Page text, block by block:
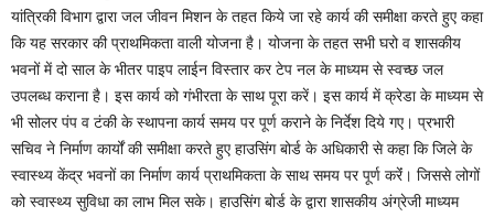
यांत्रिकी विभाग द्वारा जल जीवन मिशन के तहत किये जा रहे कार्य की समीक्षा करते हुए कहा
कि यह सरकार की प्राथमिकता वाली योजना है। योजना के तहत सभी घरो व शासकीय
भवनों में दो साल के भीतर पाइप लाईन विस्तार कर टेप नल के माध्यम से स्वच्छ जल
उपलब्ध कराना है। इस कार्य को गंभीरता के साथ पूरा करें। इस कार्य में क्रेडा के माध्यम से
भी सोलर पंप व टंकी के स्थापना कार्य समय पर पूर्ण कराने के निर्देश दिये गए। प्रभारी
सचिव ने निर्माण कार्यों की समीक्षा करते हुए हाउसिंग बोर्ड के अधिकारी से कहा कि जिले के
स्वास्थ्य केंद्र भवनों का निर्माण कार्य प्राथमिकता के साथ समय पर पूर्ण करेंं। जिससे लोगों
को स्वास्थ्य सुविधा का लाभ मिल सके। हाउसिंग बोर्ड के द्वारा शासकीय अंग्रेजी माध्यम